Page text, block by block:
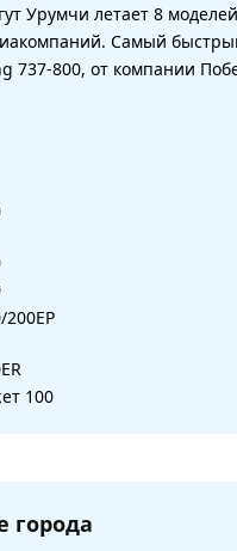
Урумчи летает 8 моделей
Самый
737-800, от компании
200ЕР
100
города